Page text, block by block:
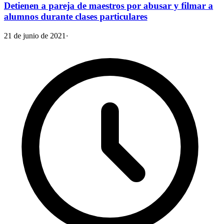
Detienen a pareja de maestros por abusar y filmar a
alumnos durante clases particulares
21 de junio de 2021 ·